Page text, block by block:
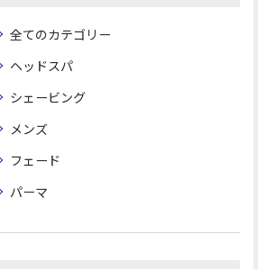
全てのカテゴリー
ヘッドスパ
シェービング
メンズ
フェード
パーマ